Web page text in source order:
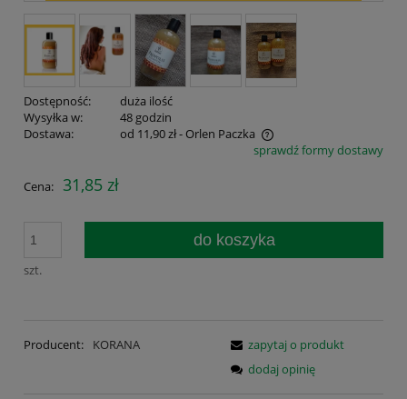
Dostępność:
duża ilość
Wysyłka w:
48 godzin
Dostawa:
od 11,90 zł- Orlen Paczka
Cena nie zawiera ewentualnych kosztów płatnościsprawdź formy dostawy
Cena: 31,85 zł
szt.
do koszyka
Producent: KORANA
zapytaj o produkt
dodaj opinię